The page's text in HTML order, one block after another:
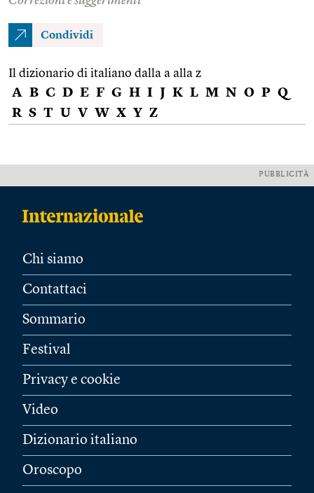
Condividi
Il dizionario di italiano dalla a alla z
A B C D E F G H I J K L M N O P Q
R S T U V W X Y Z
PUBBLICITÀ
Chi siamo
Contattaci
Sommario
Festival
Privacy e cookie
Video
Dizionario italiano
Oroscopo